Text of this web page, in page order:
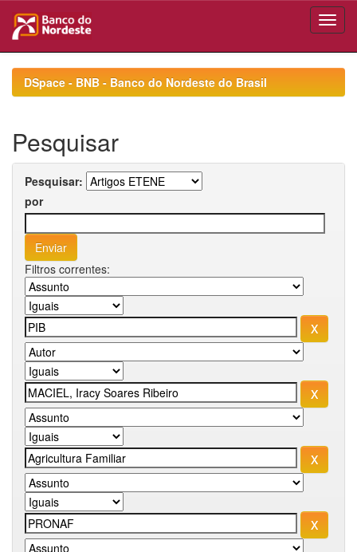
navigationDSpace - BNB - Banco do Nordeste do Brasil
Pesquisar
Pesquisar:
por
Filtros correntes: